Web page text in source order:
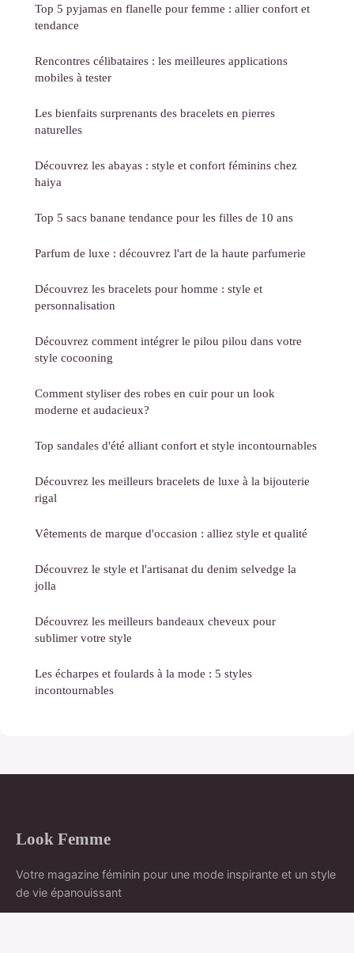
Top 5 pyjamas en flanelle pour femme : allier confort et
tendance
Rencontres célibataires : les meilleures applications
mobiles à tester
Les bienfaits surprenants des bracelets en pierres
naturelles
Découvrez les abayas : style et confort féminins chez
haiya
Top 5 sacs banane tendance pour les filles de 10 ans
Parfum de luxe : découvrez l'art de la haute parfumerie
Découvrez les bracelets pour homme : style et
personnalisation
Découvrez comment intégrer le pilou pilou dans votre
style cocooning
Comment styliser des robes en cuir pour un look
moderne et audacieux?
Top sandales d'été alliant confort et style incontournables
Découvrez les meilleurs bracelets de luxe à la bijouterie
rigal
Vêtements de marque d'occasion : alliez style et qualité
Découvrez le style et l'artisanat du denim selvedge la
jolla
Découvrez les meilleurs bandeaux cheveux pour
sublimer votre style
Les écharpes et foulards à la mode : 5 styles
incontournables
Look Femme
Votre magazine féminin pour une mode inspirante et un style
de vie épanouissant